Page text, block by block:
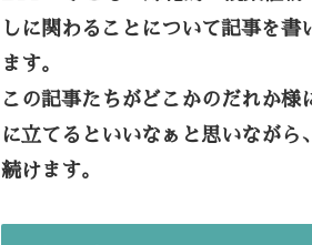
しに関わることについて記事を書
ます。
この記事たちがどこかのだれか様
に立てるといいなぁと思いながら
続けます。